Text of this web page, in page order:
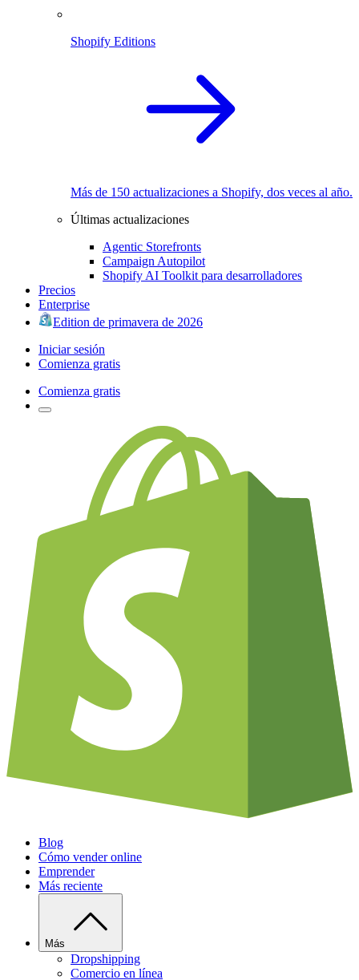
Shopify Editions
Más de 150 actualizaciones a Shopify, dos veces al año.
Últimas actualizaciones
Agentic Storefronts
Campaign Autopilot
Shopify AI Toolkit para desarrolladores
Precios
Enterprise
Edition de primavera de 2026
Iniciar sesión
Comienza gratis
Comienza gratis
Blog
Cómo vender online
Emprender
Más reciente
Más
Dropshipping
Comercio en línea